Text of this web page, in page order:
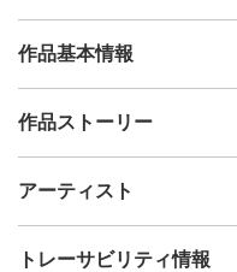
作品基本情報
出品者
制作年
アクリル
作品ストーリー
小さな標本図鑑のように並べ
アーティスト
marie
トレーサビリティ情報